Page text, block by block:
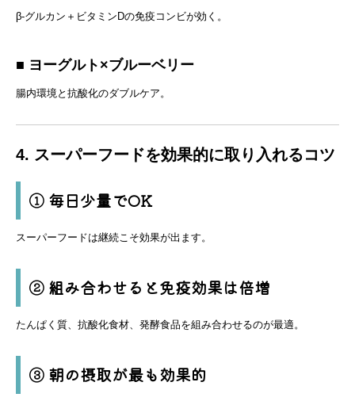
β-グルカン＋ビタミンDの免疫コンビが効く。
■ ヨーグルト×ブルーベリー
腸内環境と抗酸化のダブルケア。
4. スーパーフードを効果的に取り入れるコツ
① 毎日少量でOK
スーパーフードは継続こそ効果が出ます。
② 組み合わせると免疫効果は倍増
たんぱく質、抗酸化食材、発酵食品を組み合わせるのが最適。
③ 朝の摂取が最も効果的